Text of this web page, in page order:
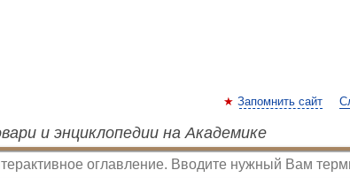
Запомнить сайт
и энциклопедии на Академике